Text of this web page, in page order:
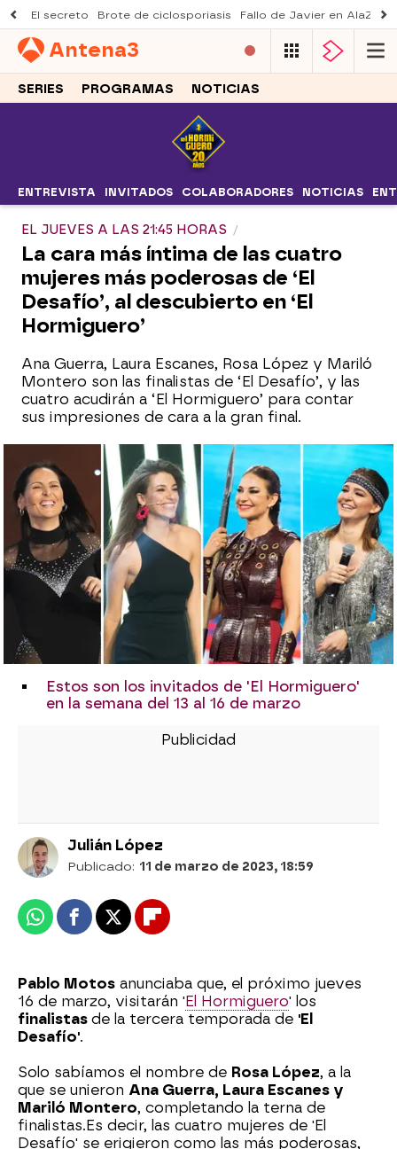
El secreto Brote de ciclosporiasis Fallo de Javier en AlaZ
Antena3
SERIES PROGRAMAS NOTICIAS
ENTREVISTA INVITADOS COLABORADORES NOTICIAS
EL JUEVES A LAS 21:45 HORAS
La cara más íntima de las cuatro
mujeres más poderosas de ‘El
Desafío’, al descubierto en ‘El
Hormiguero’
Ana Guerra, Laura Escanes, Rosa López y Mariló
Montero son las finalistas de ‘El Desafío’, y las
cuatro acudirán a ‘El Hormiguero’ para contar
sus impresiones de cara a la gran final.
Estos son los invitados de 'El Hormiguero'
en la semana del 13 al 16 de marzo
Julián López
Publicado: 11 de marzo de 2023, 18:59
WhatsappFacebook
X Flipboard
Pablo Motos anunciaba que, el próximo jueves
16 de marzo, visitarán 'El Hormiguero' los
finalistas de la tercera temporada de 'El
Desafío'.
Solo sabíamos el nombre de Rosa López, a la
que se unieron Ana Guerra, Laura Escanes y
Mariló Montero, completando la terna de
finalistas.Es decir, las cuatro mujeres de 'El
Desafío' se erigieron como las más poderosas,